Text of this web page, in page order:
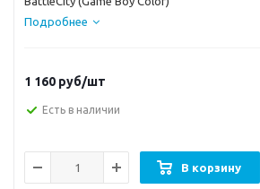
Подробнее
1 160 руб/шт
Есть в наличии
В корзину